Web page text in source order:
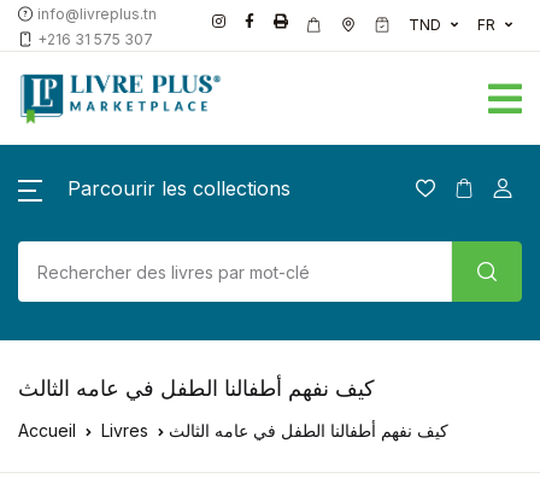
info@livreplus.tn
+216 31 575 307
TND FR
Parcourir les collections
كيف نفهم أطفالنا الطفل في عامه الثالث
Accueil Livres كيف نفهم أطفالنا الطفل في عامه الثالث